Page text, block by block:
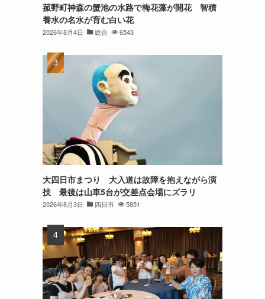
菰野町神森の蟹池の水路で梅花藻が開花 智積
養水の名水が育む白い花
2026年8月4日 総合 6543
大四日市まつり 大入道は故障を抱えながら演
技 最後は山車5台が交差点会場にズラリ
2026年8月3日 四日市 5851